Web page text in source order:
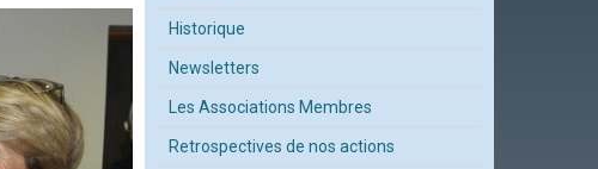
Historique
Newsletters
Les Associations Membres
Retrospectives de nos actions